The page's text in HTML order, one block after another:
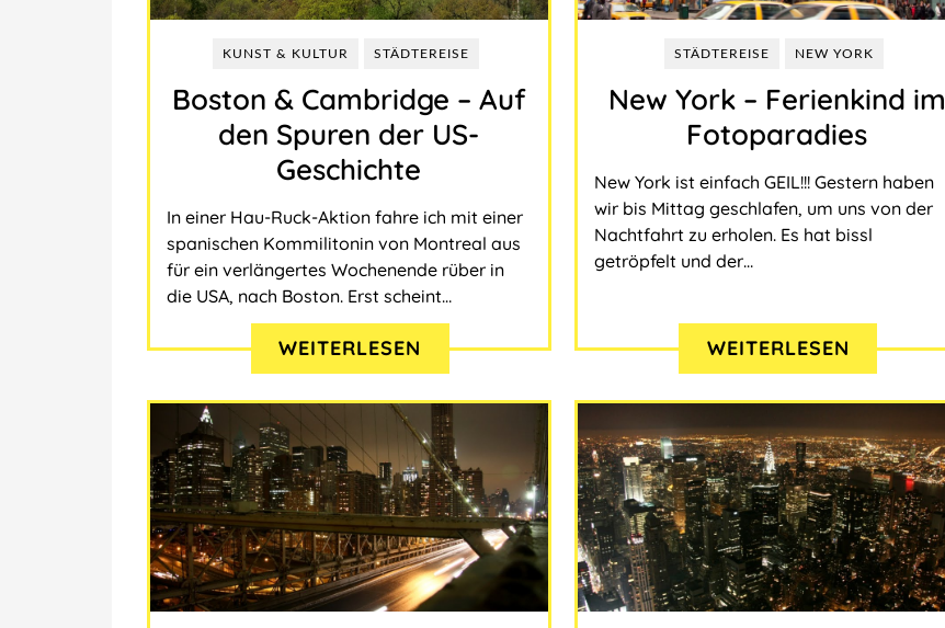
Städtereise
Lecker
Wandern & Natur
Abenteuer & Action
WER HIER SCHREIBT?
SEO-SERVICES
TRANSLATE
KUNST & KULTUR STÄDTEREISE
Boston & Cambridge ‒ Auf
den Spuren der US-
Geschichte
In einer Hau-Ruck-Aktion fahre ich mit einer
spanischen Kommilitonin von Montreal aus
für ein verlängertes Wochenende rüber in
die USA, nach Boston. Erst scheint…
WEITERLESEN
STÄDTEREISE NEW YORK
New York – Ferienkind im
Fotoparadies
New York ist einfach GEIL!!! Gestern haben
wir bis Mittag geschlafen, um uns von der
Nachtfahrt zu erholen. Es hat bissl
getröpfelt und der…
WEITERLESEN